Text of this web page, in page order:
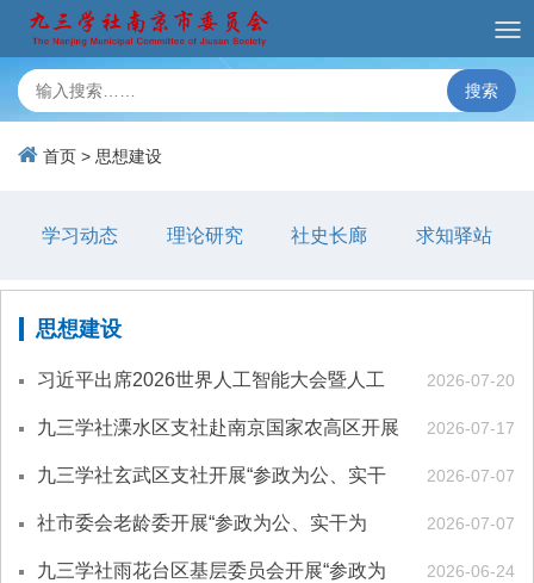
搜索
首页 > 思想建设
学习动态 理论研究 社史长廊 求知驿站
思想建设
2026-07-20
习近平出席2026世界人工智能大会暨人工
讲话
2026-07-17
九三学社溧水区支社赴南京国家农高区开展
2026-07-07
九三学社玄武区支社开展“参政为公、实干
2026-07-07
社市委会老龄委开展“参政为公、实干为
2026-06-24
九三学社雨花台区基层委员会开展“参政为